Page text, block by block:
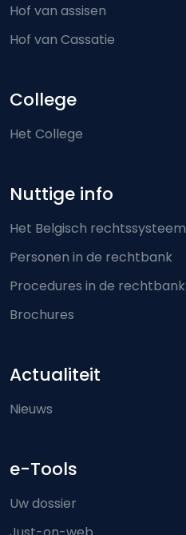
Hof van assisen
Hof van Cassatie
College
Het College
Nuttige info
Het Belgisch rechtssysteem
Personen in de rechtbank
Procedures in de rechtbank
Brochures
Actualiteit
Nieuws
e-Tools
Uw dossier